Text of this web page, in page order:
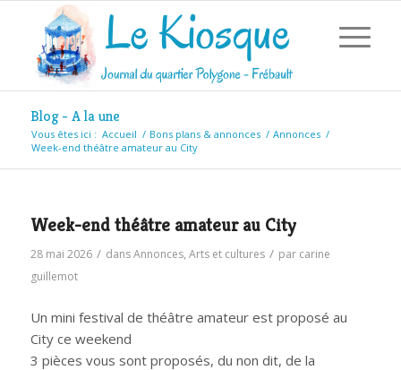
Blog - A la une
Vous êtes ici : Accueil / Bons plans & annonces / Annonces /
Week-end théâtre amateur au City
Week-end théâtre amateur au City
28 mai 2026 / dansAnnonces, Arts et cultures / par carine
guillemot
Un mini festival de théâtre amateur est proposé au
City ce weekend
3 pièces vous sont proposés, du non dit, de la